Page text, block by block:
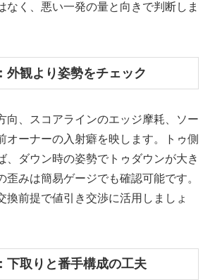
なく、悪い一発の量と向きで判断しま
外観より姿勢をチェック
向、スコアラインのエッジ摩耗、ソー
オーナーの入射癖を映します。トゥ側
、ダウン時の姿勢でトゥダウンが大き
歪みは簡易ゲージでも確認可能です。
換前提で値引き交渉に活用しましょ
下取りと番手構成の工夫